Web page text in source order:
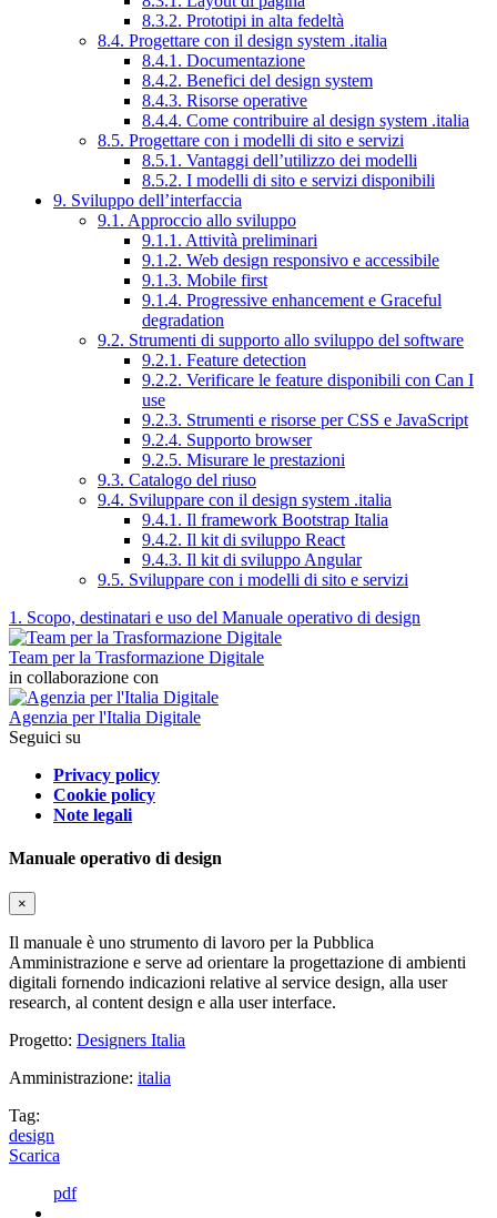
8.3.2. Prototipi in alta fedeltà
8.4. Progettare con il design system .italia
8.4.1. Documentazione
8.4.2. Benefici del design system
8.4.3. Risorse operative
8.4.4. Come contribuire al design system .italia
8.5. Progettare con i modelli di sito e servizi
8.5.1. Vantaggi dell’utilizzo dei modelli
8.5.2. I modelli di sito e servizi disponibili
9. Sviluppo dell’interfaccia
9.1. Approccio allo sviluppo
9.1.1. Attività preliminari
9.1.2. Web design responsivo e accessibile
9.1.3. Mobile first
9.1.4. Progressive enhancement e Graceful
degradation
9.2. Strumenti di supporto allo sviluppo del software
9.2.1. Feature detection
9.2.2. Verificare le feature disponibili con Can I
use
9.2.3. Strumenti e risorse per CSS e JavaScript
9.2.4. Supporto browser
9.2.5. Misurare le prestazioni
9.3. Catalogo del riuso
9.4. Sviluppare con il design system .italia
9.4.1. Il framework Bootstrap Italia
9.4.2. Il kit di sviluppo React
9.4.3. Il kit di sviluppo Angular
9.5. Sviluppare con i modelli di sito e servizi
1. Scopo, destinatari e uso del Manuale operativo di design
Team per la Trasformazione Digitale
in collaborazione con
Agenzia per l'Italia Digitale
Seguici su
Privacy policy
Cookie policy
Note legali
Manuale operativo di design
×
Il manuale è uno strumento di lavoro per la Pubblica
Amministrazione e serve ad orientare la progettazione di ambienti
digitali fornendo indicazioni relative al service design, alla user
research, al content design e alla user interface.
Progetto: Designers Italia
Amministrazione: italia
Tag:
design
Scarica
pdf